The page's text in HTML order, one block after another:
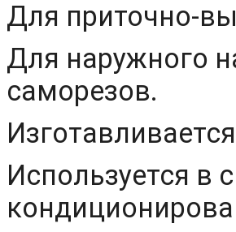
Для приточно-
Для наружного
саморезов.
Используется в